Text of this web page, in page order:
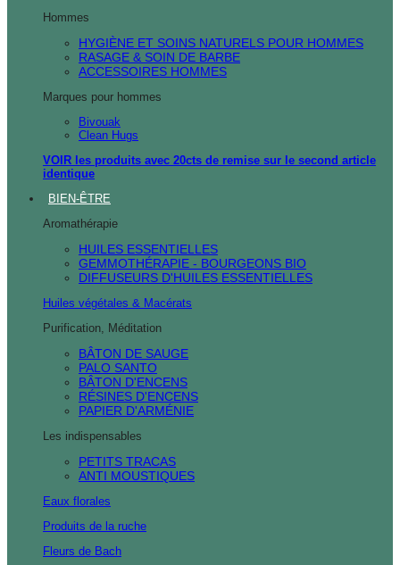
Hommes
HYGIÈNE ET SOINS NATURELS POUR HOMMES
RASAGE & SOIN DE BARBE
ACCESSOIRES HOMMES
Marques pour hommes
Bivouak
Clean Hugs
VOIR les produits avec 20cts de remise sur le second article
identique
BIEN-ÊTRE
Aromathérapie
HUILES ESSENTIELLES
GEMMOTHÉRAPIE - BOURGEONS BIO
DIFFUSEURS D'HUILES ESSENTIELLES
Huiles végétales & Macérats
Purification, Méditation
BÂTON DE SAUGE
PALO SANTO
BÂTON D'ENCENS
RÉSINES D'ENCENS
PAPIER D'ARMÉNIE
Les indispensables
PETITS TRACAS
ANTI MOUSTIQUES
Eaux florales
Produits de la ruche
Fleurs de Bach